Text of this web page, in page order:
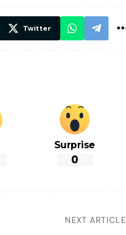
निगरानी
Twitter
Surprise
0
NEXT ARTICLE